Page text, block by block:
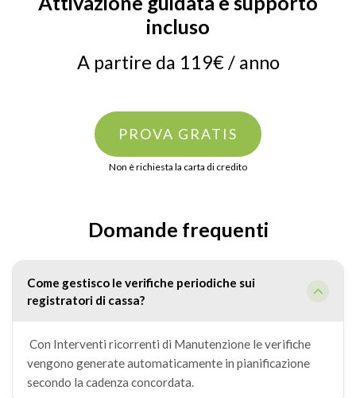
incluso
A partire da 119€ / anno
PROVA GRATIS
Non è richiesta la carta di credito
Domande frequenti
Come gestisco le verifiche periodiche sui
registratori di cassa?
Con Interventi ricorrenti di Manutenzione le verifiche
vengono generate automaticamente in pianificazione
secondo la cadenza concordata.